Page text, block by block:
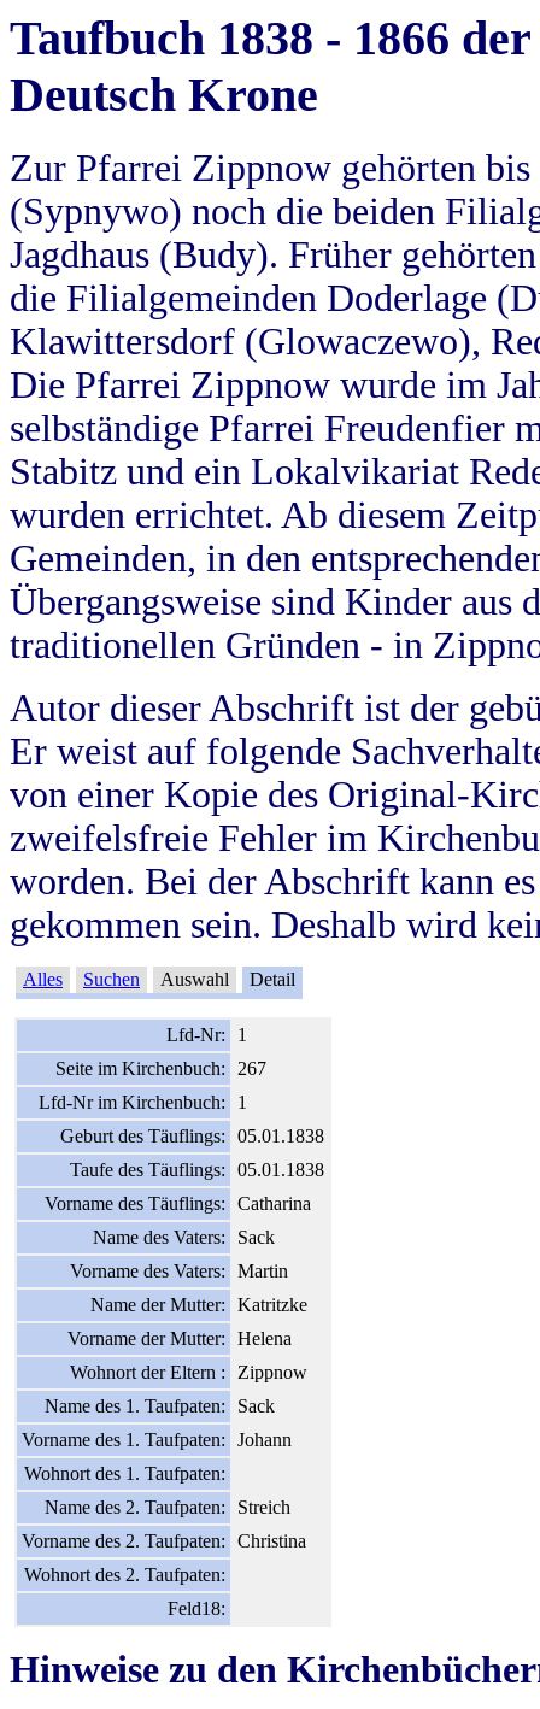
Taufbuch 1838 - 1866
Deutsch Krone
Zur Pfarrei Zippnow gehörten
(Sypnywo) noch die beiden
Jagdhaus (Budy). Früher
die Filialgemeinden Doderlage
Klawittersdorf (Glowaczewo),
Die Pfarrei Zippnow wurde im
selbständige Pfarrei Freudenfier
Stabitz und ein Lokalvikariat
wurden errichtet. Ab diesem
Gemeinden, in den
Übergangsweise sind Kinder aus
traditionellen Gründen - in
Autor dieser Abschrift ist der
Er weist auf folgende
von einer Kopie des Original-
zweifelsfreie Fehler im
worden. Bei der Abschrift kann
gekommen sein. Deshalb wird
Alles Suchen Auswahl Detail
Lfd-Nr:
1
Seite im Kirchenbuch:
267
Lfd-Nr im Kirchenbuch:
1
Geburt des Täuflings:
05.01.1838
Taufe des Täuflings:
05.01.1838
Vorname des Täuflings:
Catharina
Name des Vaters:
Sack
Vorname des Vaters:
Martin
Name der Mutter:
Katritzke
Vorname der Mutter:
Helena
Wohnort der Eltern :
Zippnow
Name des 1. Taufpaten:
Sack
Vorname des 1. Taufpaten:
Johann
Wohnort des 1. Taufpaten:
Name des 2. Taufpaten:
Streich
Vorname des 2. Taufpaten:
Christina
Wohnort des 2. Taufpaten:
Feld18:
Hinweise zu den